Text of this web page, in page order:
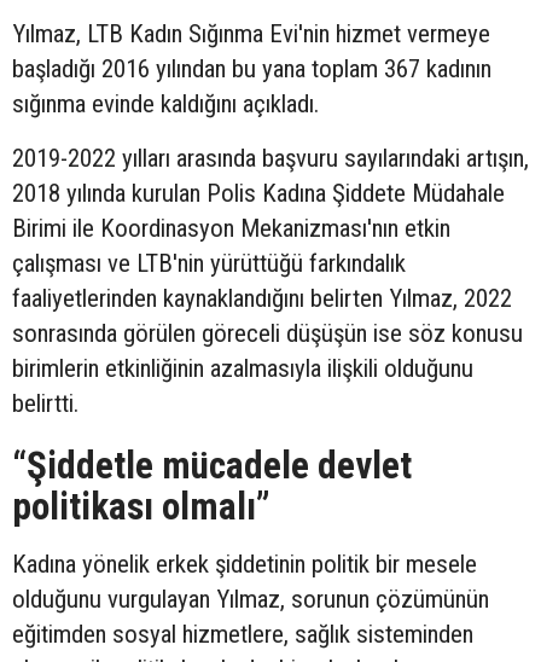
Yılmaz, LTB Kadın Sığınma Evi'nin hizmet vermeye
başladığı 2016 yılından bu yana toplam 367 kadının
sığınma evinde kaldığını açıkladı.
2019-2022 yılları arasında başvuru sayılarındaki artışın,
2018 yılında kurulan Polis Kadına Şiddete Müdahale
Birimi ile Koordinasyon Mekanizması'nın etkin
çalışması ve LTB'nin yürüttüğü farkındalık
faaliyetlerinden kaynaklandığını belirten Yılmaz, 2022
sonrasında görülen göreceli düşüşün ise söz konusu
birimlerin etkinliğinin azalmasıyla ilişkili olduğunu
belirtti.
“Şiddetle mücadele devlet
politikası olmalı”
Kadına yönelik erkek şiddetinin politik bir mesele
olduğunu vurgulayan Yılmaz, sorunun çözümünün
eğitimden sosyal hizmetlere, sağlık sisteminden